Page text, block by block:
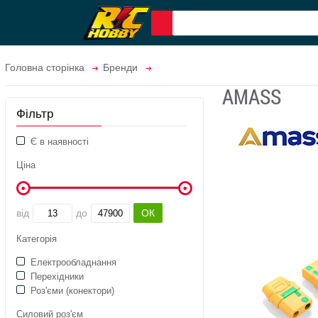
Головна сторінка Бренди
Фільтр
Є в наявності
Ціна
від до
Категорія
Електрообладнання
Перехідники
Роз'єми (конектори)
Силовий роз'єм
AMASS